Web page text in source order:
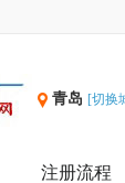
青岛 [切换
注册流程